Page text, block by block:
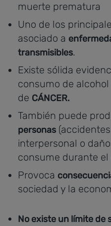
muerte prematura
Uno de los
asociado a
transmisibles.
Existe sólida
consumo de
de CÁNCER.
También puede
personas
interpersonal o
consume durante el
Provoca
sociedad y la
No existe un límite de